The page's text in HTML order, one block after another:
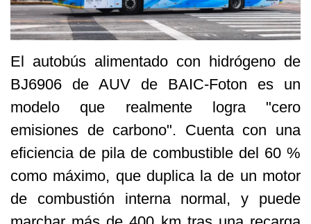
El autobús alimentado con hidrógeno de
BJ6906 de AUV de BAIC-Foton es un
modelo que realmente logra "cero
emisiones de carbono". Cuenta con una
eficiencia de pila de combustible del 60 %
como máximo, que duplica la de un motor
de combustión interna normal, y puede